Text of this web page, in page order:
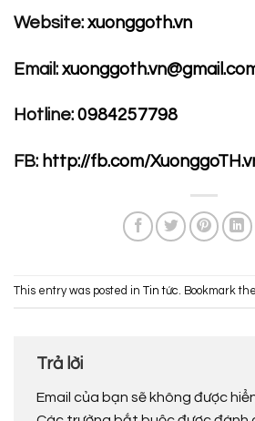
Website: xuonggoth.vn
Email:
Hotline: 0984257798
FB: http://fb.com/
This entry was posted in Tin tức . Bookmark the
Trả lời
Email của bạn sẽ không được